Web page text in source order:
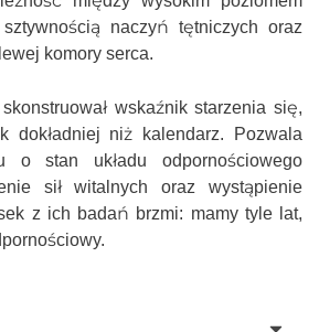
naczyń tętniczych oraz
komory serca.
wskaźnik starzenia się,
dokładniej niż kalendarz. Pozwala
o stan układu odpornościowego
sił witalnych oraz wystąpienie
z ich badań brzmi: mamy tyle lat,